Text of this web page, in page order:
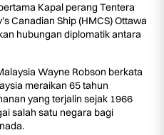
Kapal perang Tentera
Canadian Ship (HMCS) Ottawa
hubungan diplomatik antara
Wayne Robson berkata
meraikan 65 tahun
yang terjalin sejak 1966
salah satu negara bagi